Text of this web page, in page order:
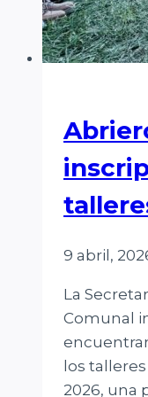
9 abril,
La
Comunal
los
2026, una